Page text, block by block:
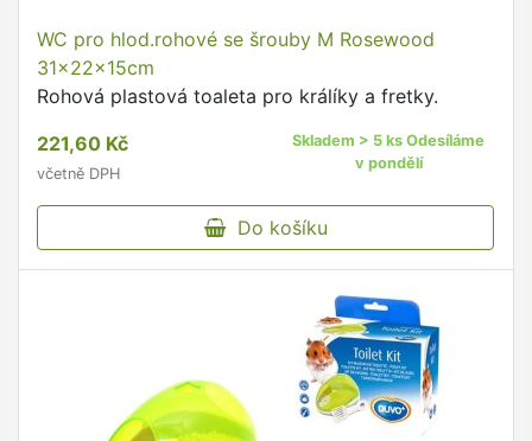
WC pro hlod.rohové se šrouby M Rosewood
31x22x15cm
Rohová plastová toaleta pro králíky a fretky.
221,60 Kč
včetně DPH
Skladem > 5 ks Odesíláme
v pondělí
Do košíku